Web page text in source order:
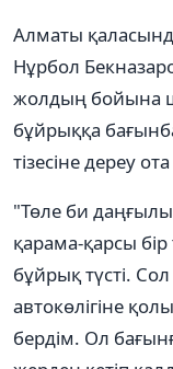
Алматы
Нұрбол
жолдың бойына
бұйрыққа
тізесіне дереу
"Төле би
қарама-қарсы
бұйрық түсті.
автокөлігіне
бердім. Ол